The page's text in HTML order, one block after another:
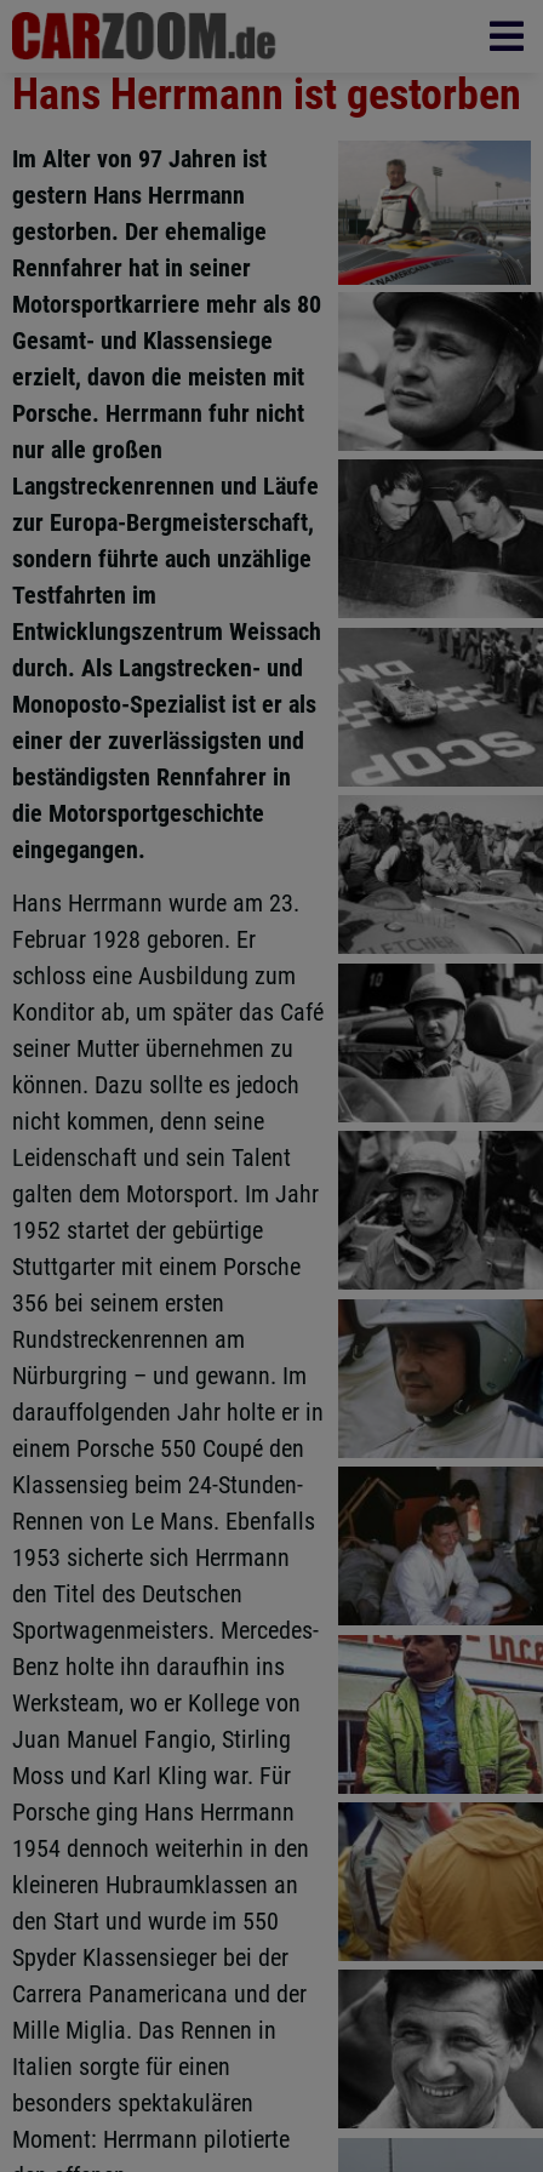
Hans Herrmann ist gestorben
Im Alter von 97 Jahren ist
gestern Hans Herrmann
gestorben. Der ehemalige
Rennfahrer hat in seiner
Motorsportkarriere mehr als 80
Gesamt- und Klassensiege
erzielt, davon die meisten mit
Porsche. Herrmann fuhr nicht
nur alle großen
Langstreckenrennen und Läufe
zur Europa-Bergmeisterschaft,
sondern führte auch unzählige
Testfahrten im
Entwicklungszentrum Weissach
durch. Als Langstrecken- und
Monoposto-Spezialist ist er als
einer der zuverlässigsten und
beständigsten Rennfahrer in
die Motorsportgeschichte
eingegangen.
Hans Herrmann wurde am 23.
Februar 1928 geboren. Er
schloss eine Ausbildung zum
Konditor ab, um später das Café
seiner Mutter übernehmen zu
können. Dazu sollte es jedoch
nicht kommen, denn seine
Leidenschaft und sein Talent
galten dem Motorsport. Im Jahr
1952 startet der gebürtige
Stuttgarter mit einem Porsche
356 bei seinem ersten
Rundstreckenrennen am
Nürburgring – und gewann. Im
darauffolgenden Jahr holte er in
einem Porsche 550 Coupé den
Klassensieg beim 24-Stunden-
Rennen von Le Mans. Ebenfalls
1953 sicherte sich Herrmann
den Titel des Deutschen
Sportwagenmeisters. Mercedes-
Benz holte ihn daraufhin ins
Werksteam, wo er Kollege von
Juan Manuel Fangio, Stirling
Moss und Karl Kling war. Für
Porsche ging Hans Herrmann
1954 dennoch weiterhin in den
kleineren Hubraumklassen an
den Start und wurde im 550
Spyder Klassensieger bei der
Carrera Panamericana und der
Mille Miglia. Das Rennen in
Italien sorgte für einen
besonders spektakulären
Moment: Herrmann pilotierte